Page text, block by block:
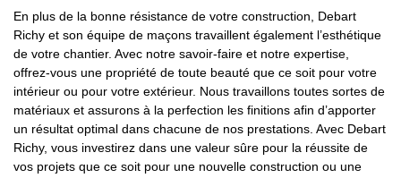
En plus de la bonne résistance de votre construction, Debart
Richy et son équipe de maçons travaillent également l’esthétique
de votre chantier. Avec notre savoir-faire et notre expertise,
offrez-vous une propriété de toute beauté que ce soit pour votre
intérieur ou pour votre extérieur. Nous travaillons toutes sortes de
matériaux et assurons à la perfection les finitions afin d’apporter
un résultat optimal dans chacune de nos prestations. Avec Debart
Richy, vous investirez dans une valeur sûre pour la réussite de
vos projets que ce soit pour une nouvelle construction ou une